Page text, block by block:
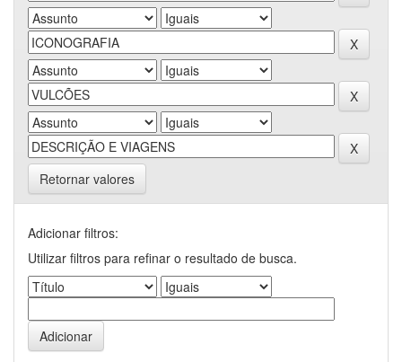
Retornar valores
Adicionar filtros:
Utilizar filtros para refinar o resultado de busca.